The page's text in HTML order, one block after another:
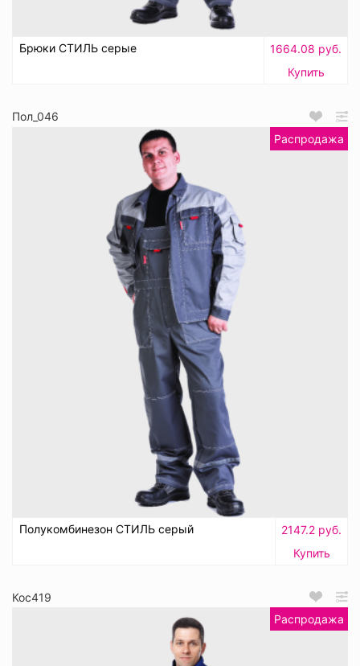
Брюки СТИЛЬ серые
1664.08 руб.
Купить
Пол_046
Распродажа
Полукомбинезон СТИЛЬ серый
2147.2 руб.
Купить
Кос419
Распродажа